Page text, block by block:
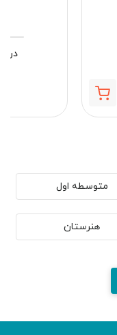
متوسطه اول
هنرستان